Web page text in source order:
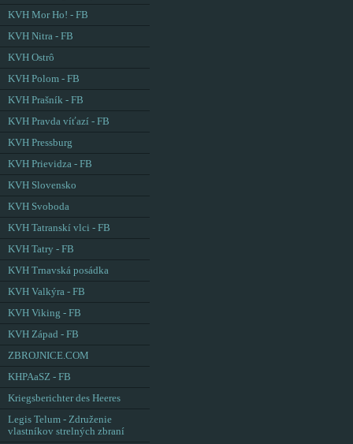
KVH Mor Ho! - FB
KVH Nitra - FB
KVH Ostrô
KVH Polom - FB
KVH Prašník - FB
KVH Pravda víťazí - FB
KVH Pressburg
KVH Prievidza - FB
KVH Slovensko
KVH Svoboda
KVH Tatranskí vlci - FB
KVH Tatry - FB
KVH Trnavská posádka
KVH Valkýra - FB
KVH Viking - FB
KVH Západ - FB
ZBROJNICE.COM
KHPAaSZ - FB
Kriegsberichter des Heeres
Legis Telum - Združenie
vlastníkov strelných zbraní